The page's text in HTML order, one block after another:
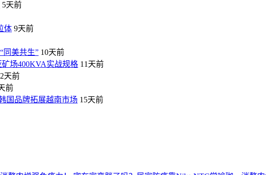
5天前
体 9天前
同美共生” 10天前
场400KVA实战规格 11天前
天前
前
国品牌拓展越南市场 15天前